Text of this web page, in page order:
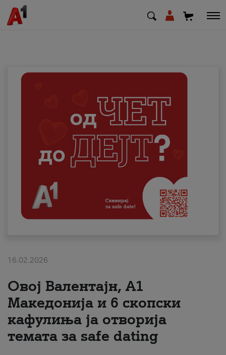
Деловни
Поддршка
Надополни кредит
Плати сметка
#ПодобарОнлајн
16.02.2026
Овој Валентајн, A1
Македонија и 6 скопски
кафулиња ја отворија
темата за safe dating